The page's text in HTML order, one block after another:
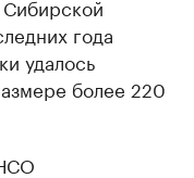
Сибирской
года
удалось
более 220